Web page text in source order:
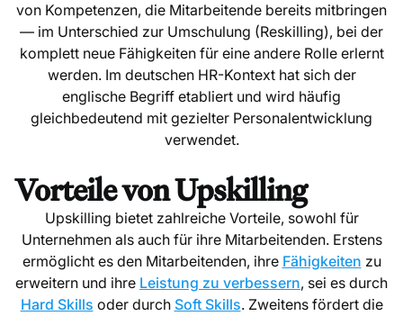
von Kompetenzen, die Mitarbeitende bereits mitbringen
— im Unterschied zur Umschulung (Reskilling), bei der
komplett neue Fähigkeiten für eine andere Rolle erlernt
werden. Im deutschen HR-Kontext hat sich der
englische Begriff etabliert und wird häufig
gleichbedeutend mit gezielter Personalentwicklung
verwendet.
Vorteile von Upskilling
Upskilling bietet zahlreiche Vorteile, sowohl für
Unternehmen als auch für ihre Mitarbeitenden. Erstens
ermöglicht es den Mitarbeitenden, ihre Fähigkeiten zu
erweitern und ihre Leistung zu verbessern, sei es durch
Hard Skills oder durch Soft Skills. Zweitens fördert die